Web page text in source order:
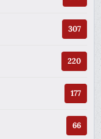
307
220
177
66